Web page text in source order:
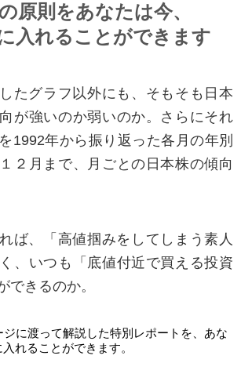
原則をあなたは今、
入れることができます
たグラフ以外にも、そもそも日本
が強いのか弱いのか。さらにそれ
1992年から振り返った各月の年別
２月まで、月ごとの日本株の傾向
ば、「高値掴みをしてしまう素人
、いつも「底値付近で買える投資
できるのか。
ジに渡って解説した特別レポートを、あな
れることができます。